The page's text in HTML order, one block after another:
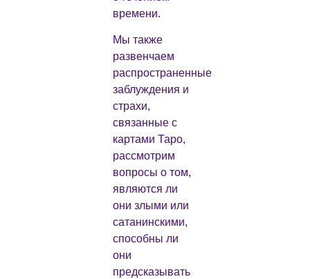
времени.
Мы также
развенчаем
распространенные
заблуждения и
страхи,
связанные с
картами Таро,
рассмотрим
вопросы о том,
являются ли
они злыми или
сатанинскими,
способны ли
они
предсказывать